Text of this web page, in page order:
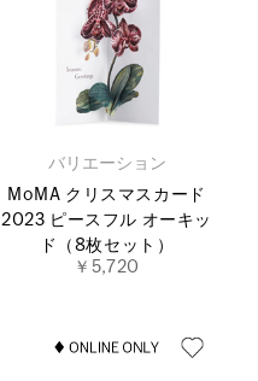
バリエーション
MoMA クリスマスカード
2023 ピースフル オーキッ
ド（8枚セット）
￥5,720